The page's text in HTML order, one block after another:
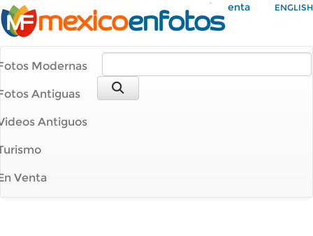
Mi Cuenta ENGLISH
Modernas
Antiguas
Antiguos
Venta